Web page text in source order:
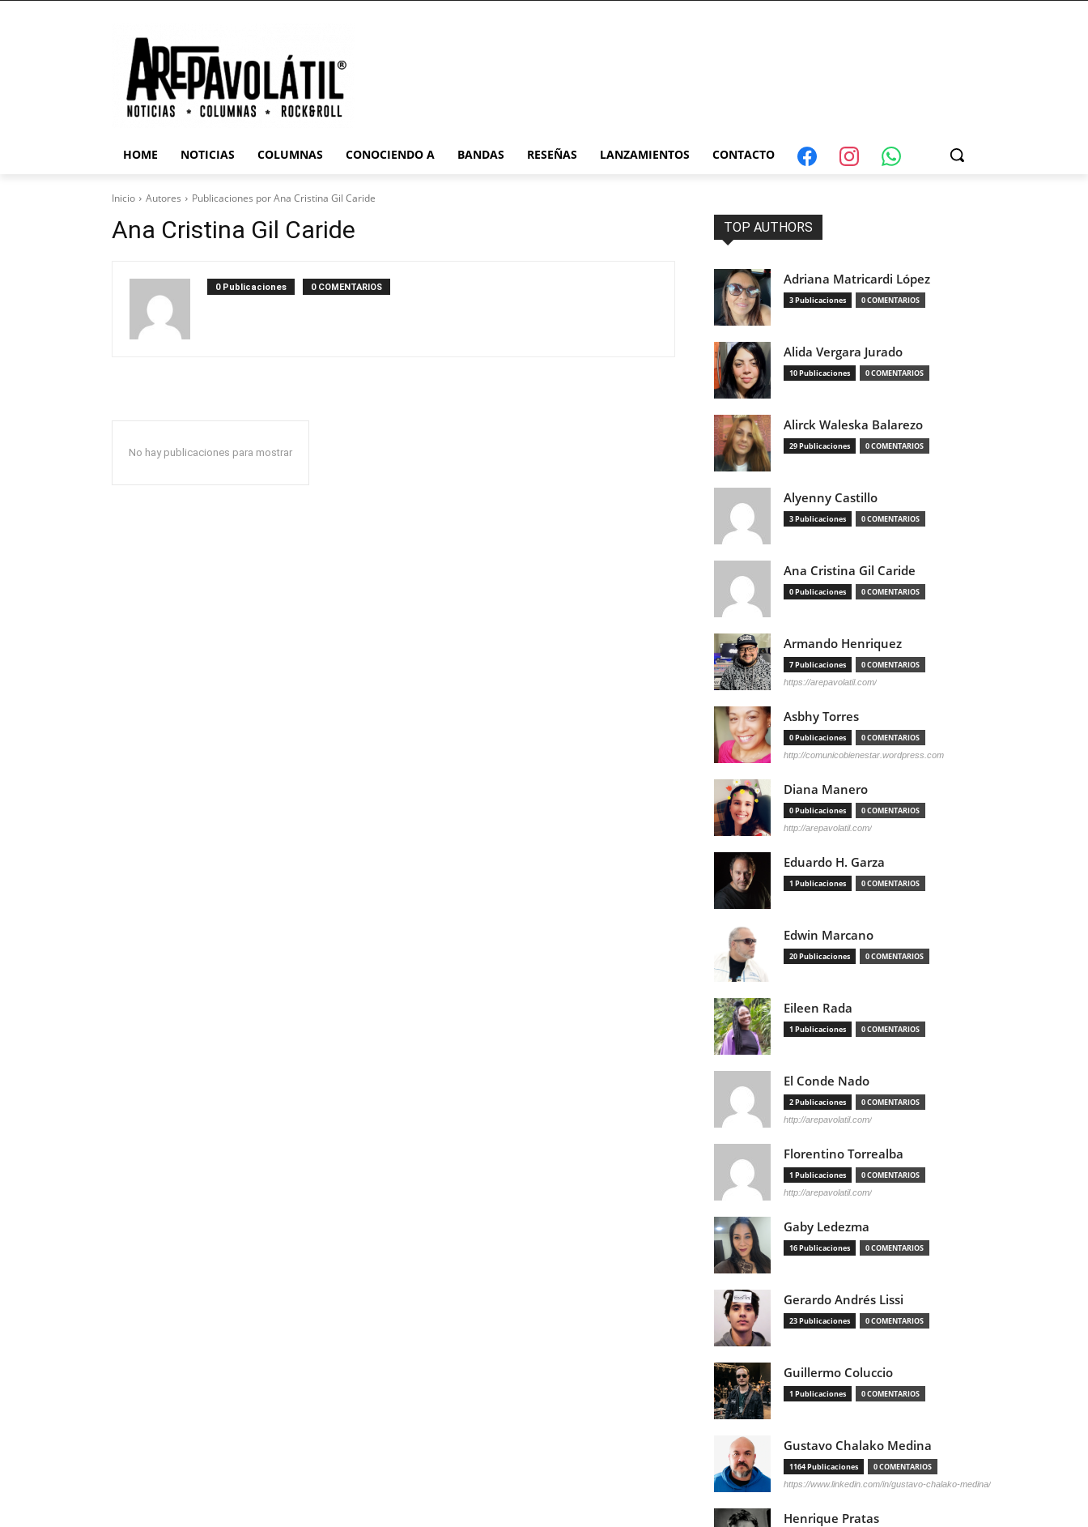
HOME NOTICIAS COLUMNAS CONOCIENDO A BANDAS RESEÑAS LANZAMIENTOS CONTACTO
Inicio Autores Publicaciones por Ana Cristina Gil Caride
Ana Cristina Gil Caride
0 Publicaciones 0 COMENTARIOS
No hay publicaciones para mostrar
TOP AUTHORS
Adriana Matricardi López
3 Publicaciones 0 COMENTARIOS
Alida Vergara Jurado
10 Publicaciones 0 COMENTARIOS
Alirck Waleska Balarezo
29 Publicaciones 0 COMENTARIOS
Alyenny Castillo
3 Publicaciones 0 COMENTARIOS
Ana Cristina Gil Caride
0 Publicaciones 0 COMENTARIOS
Armando Henriquez
7 Publicaciones 0 COMENTARIOS
https://arepavolatil.com/
Asbhy Torres
0 Publicaciones 0 COMENTARIOS
http://comunicobienestar.wordpress.com
Diana Manero
0 Publicaciones 0 COMENTARIOS
http://arepavolatil.com/
Eduardo H. Garza
1 Publicaciones 0 COMENTARIOS
Edwin Marcano
20 Publicaciones 0 COMENTARIOS
Eileen Rada
1 Publicaciones 0 COMENTARIOS
El Conde Nado
2 Publicaciones 0 COMENTARIOS
http://arepavolatil.com/
Florentino Torrealba
1 Publicaciones 0 COMENTARIOS
http://arepavolatil.com/
Gaby Ledezma
16 Publicaciones 0 COMENTARIOS
Gerardo Andrés Lissi
23 Publicaciones 0 COMENTARIOS
Guillermo Coluccio
1 Publicaciones 0 COMENTARIOS
Gustavo Chalako Medina
1164 Publicaciones 0 COMENTARIOS
https://www.linkedin.com/in/gustavo-chalako-medina/
Henrique Pratas